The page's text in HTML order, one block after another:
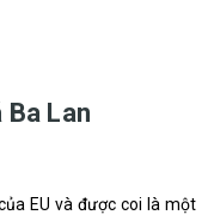
Ba Lan
EU và được coi là một